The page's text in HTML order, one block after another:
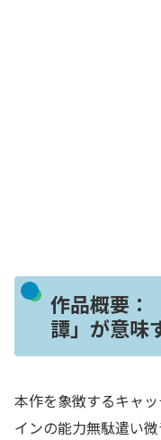
作品概要：
譚」が意味
本作を象徴するキャ
インの能力無駄遣い